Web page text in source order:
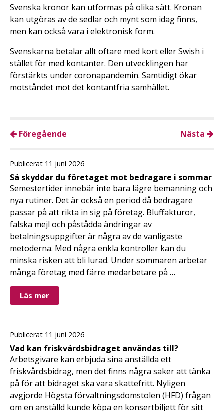
Svenska kronor kan utformas på olika sätt. Kronan
kan utgöras av de sedlar och mynt som idag finns,
men kan också vara i elektronisk form.
Svenskarna betalar allt oftare med kort eller Swish i
stället för med kontanter. Den utvecklingen har
förstärkts under coronapandemin. Samtidigt ökar
motståndet mot det kontantfria samhället.
Föregående Nästa
Publicerat 11 juni 2026
Så skyddar du företaget mot bedragare i sommar
Semestertider innebär inte bara lägre bemanning och
nya rutiner. Det är också en period då bedragare
passar på att rikta in sig på företag. Bluffakturor,
falska mejl och påstådda ändringar av
betalningsuppgifter är några av de vanligaste
metoderna. Med några enkla kontroller kan du
minska risken att bli lurad. Under sommaren arbetar
många företag med färre medarbetare på …
Läs mer
Publicerat 11 juni 2026
Vad kan friskvårdsbidraget användas till?
Arbetsgivare kan erbjuda sina anställda ett
friskvårdsbidrag, men det finns några saker att tänka
på för att bidraget ska vara skattefritt. Nyligen
avgjorde Högsta förvaltningsdomstolen (HFD) frågan
om en anställd kunde köpa en konsertbiljett för sitt